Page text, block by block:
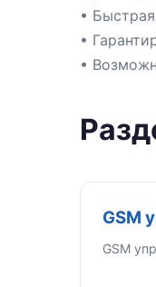
•
•
•
GSM
GSM